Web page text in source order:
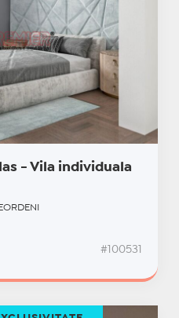
- Vila individuala
#100531